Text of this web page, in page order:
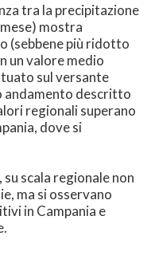
tra la precipitazione
mostra
(sebbene più ridotto
un valore medio
sul versante
andamento descritto
regionali superano
dove si
scala regionale non
ma si osservano
in Campania e